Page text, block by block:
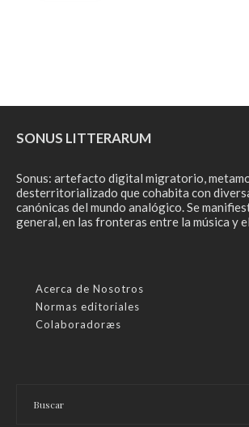
SONUS LITTERARUM
Sonus: artefacto digital migratorio,
desterritorializado que cohabita con
canónicas del mundo analógico. Se
general, en las fronteras entre la música y
Acerca de Nosotros
Normas editoriales
Colaboradoræs